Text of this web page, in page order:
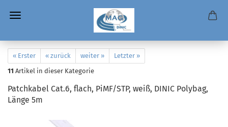
« Erster « zurück weiter »
Letzter »
11 Artikel in dieser Kategorie
Patchkabel Cat.6, flach, PiMF/STP, weiß, DINIC Polybag,
Länge 5m